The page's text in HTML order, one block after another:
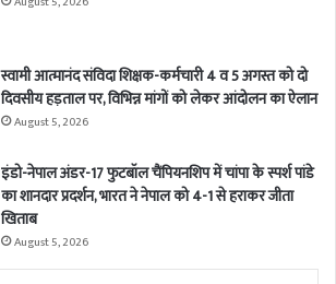
स्वामी आत्मानंद संविदा शिक्षक-कर्मचारी 4 व 5 अगस्त को दो
दिवसीय हड़ताल पर, विभिन्न मांगों को लेकर आंदोलन का ऐलान
August 5, 2026
इंडो-नेपाल अंडर-17 फुटबॉल चैंपियनशिप में चांपा के स्पर्श पांडे
का शानदार प्रदर्शन, भारत ने नेपाल को 4-1 से हराकर जीता
खिताब
August 5, 2026